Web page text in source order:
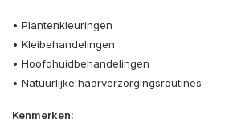
• Plantenkleuringen
• Kleibehandelingen
• Hoofdhuidbehandelingen
• Natuurlijke haarverzorgingsroutines
Kenmerken: